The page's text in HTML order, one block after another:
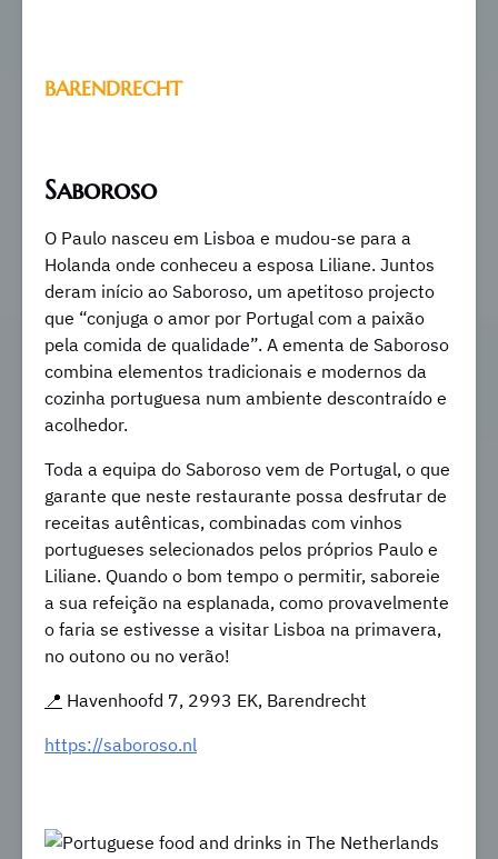
BARENDRECHT
Saboroso
O Paulo nasceu em Lisboa e mudou-se para a
Holanda onde conheceu a esposa Liliane. Juntos
deram início ao Saboroso, um apetitoso projecto
que “conjuga o amor por Portugal com a paixão
pela comida de qualidade”. A ementa de Saboroso
combina elementos tradicionais e modernos da
cozinha portuguesa num ambiente descontraído e
acolhedor.
Toda a equipa do Saboroso vem de Portugal, o que
garante que neste restaurante possa desfrutar de
receitas autênticas, combinadas com vinhos
portugueses selecionados pelos próprios Paulo e
Liliane. Quando o bom tempo o permitir, saboreie
a sua refeição na esplanada, como provavelmente
o faria se estivesse a visitar Lisboa na primavera,
no outono ou no verão!
📍 Havenhoofd 7, 2993 EK, Barendrecht
https://saboroso.nl